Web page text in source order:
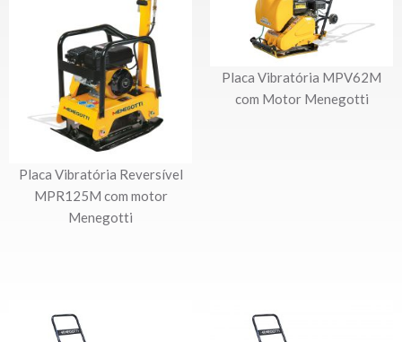
Placa Vibratória Reversível
MPR125M com motor
Menegotti
Placa Vibratória MPV62M
com Motor Menegotti